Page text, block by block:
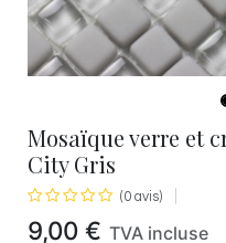
Mosaïque verre et
City Gris
(0 avis)
9,00 € TVA incluse